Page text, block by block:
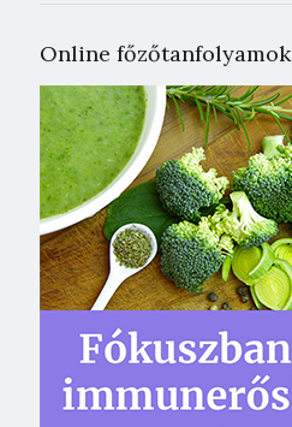
Online főzőtanfolyamok